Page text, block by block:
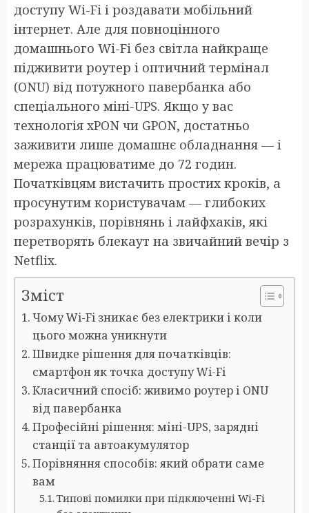
доступу Wi-Fi і роздавати мобільний
інтернет. Але для повноцінного
домашнього Wi-Fi без світла найкраще
підживити роутер і оптичний термінал
(ONU) від потужного павербанка або
спеціального міні-UPS. Якщо у вас
технологія xPON чи GPON, достатньо
заживити лише домашнє обладнання — і
мережа працюватиме до 72 годин.
Початківцям вистачить простих кроків, а
просунутим користувачам — глибоких
розрахунків, порівнянь і лайфхаків, які
перетворять блекаут на звичайний вечір з
Netflix.
Зміст
Чому Wi-Fi зникає без електрики і коли
цього можна уникнути
Швидке рішення для початківців:
смартфон як точка доступу Wi-Fi
Класичний спосіб: живимо роутер і ONU
від павербанка
Професійні рішення: міні-UPS, зарядні
станції та автоакумулятор
Порівняння способів: який обрати саме
вам
Типові помилки при підключенні Wi-Fi